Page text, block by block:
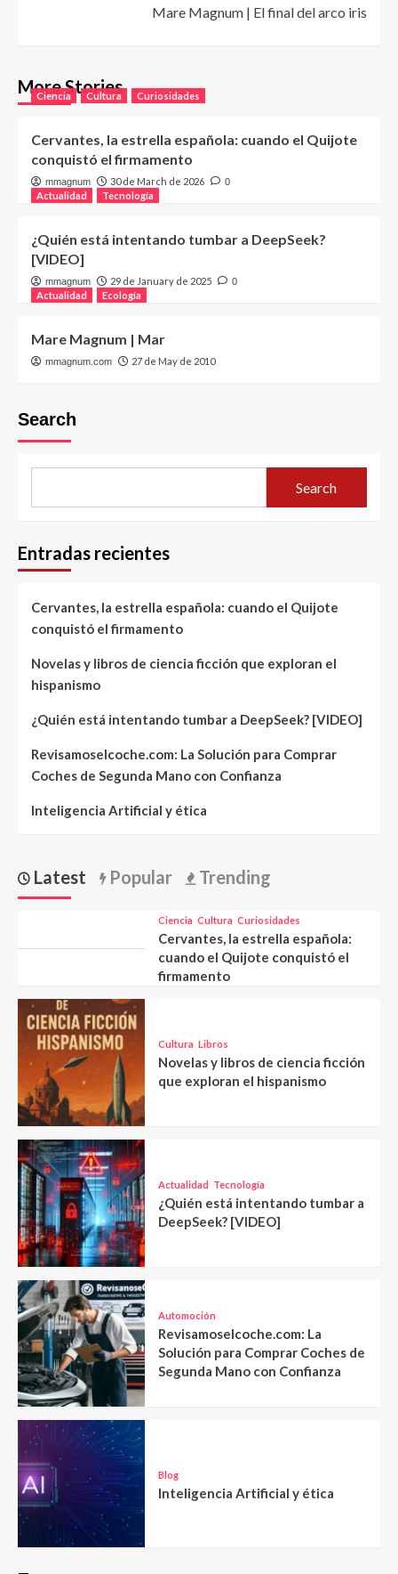
Mare Magnum | El final del arco iris
More Stories
Ciencia Cultura Curiosidades
Cervantes, la estrella española: cuando el Quijote
conquistó el firmamento
mmagnum 30 de March de 2026 0
Actualidad Tecnología
¿Quién está intentando tumbar a DeepSeek?
[VIDEO]
mmagnum 29 de January de 2025 0
Actualidad Ecología
Mare Magnum | Mar
mmagnum.com 27 de May de 2010
Search
Search
Entradas recientes
Cervantes, la estrella española: cuando el Quijote
conquistó el firmamento
Novelas y libros de ciencia ficción que exploran el
hispanismo
¿Quién está intentando tumbar a DeepSeek? [VIDEO]
Revisamoselcoche.com: La Solución para Comprar
Coches de Segunda Mano con Confianza
Inteligencia Artificial y ética
Latest Popular Trending
Ciencia Cultura Curiosidades
Cervantes, la estrella española:
cuando el Quijote conquistó el
firmamento
Cultura Libros
Novelas y libros de ciencia ficción
que exploran el hispanismo
Actualidad Tecnología
¿Quién está intentando tumbar a
DeepSeek? [VIDEO]
Automoción
Revisamoselcoche.com: La
Solución para Comprar Coches de
Segunda Mano con Confianza
Blog
Inteligencia Artificial y ética